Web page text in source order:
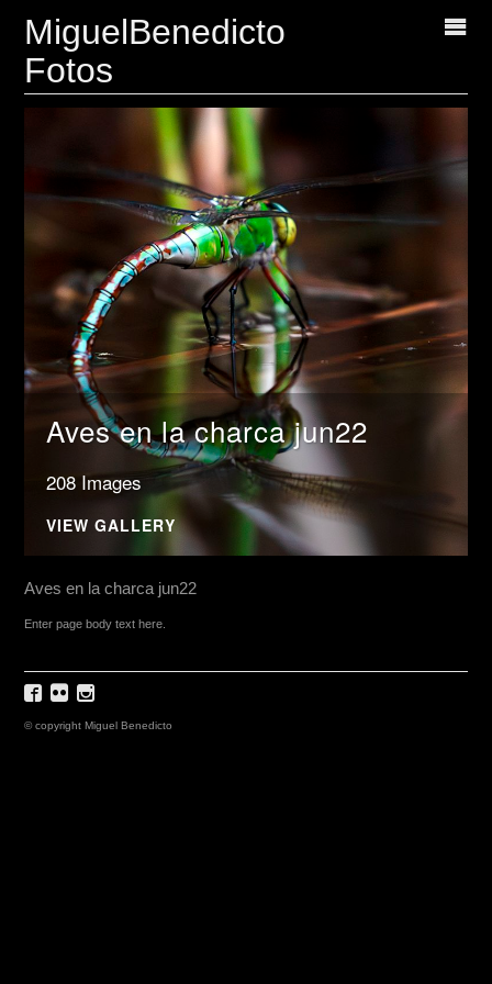
MiguelBenedicto
Fotos
Aves en la charca jun22
208 Images
VIEW GALLERY
Aves en la charca jun22
Enter page body text here.
© copyright Miguel Benedicto